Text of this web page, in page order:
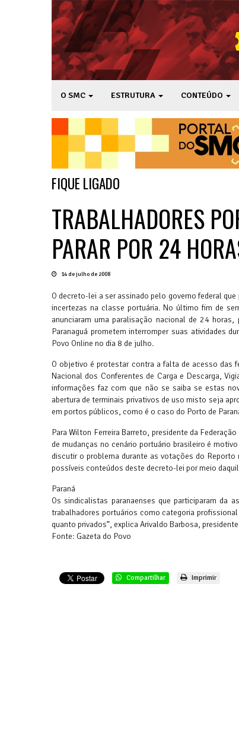
O SMC ESTRUTURA CONTEÚDO
FIQUE LIGADO
TRABALHADORES
PARAR POR 24
14 de julho de 2008
O decreto-lei a ser assinado pelo governo federal
incertezas na classe portuária. No último fim de
anunciaram uma paralisação nacional de 24
Paranaguá prometem interromper suas atividades
Povo Online no dia 8 de julho.
O objetivo é protestar contra a falta de acesso das
Nacional dos Conferentes de Carga e Descarga,
informações faz com que não se saiba se estas
abertura de terminais privativos de uso misto seja
em portos públicos, como é o caso do Porto de
Para Wilton Ferreira Barreto, presidente da
de mudanças no cenário portuário brasileiro é
discutir o problema durante as votações do
possíveis conteúdos deste decreto-lei por meio
Paraná
Os sindicalistas paranaenses que participaram da
trabalhadores portuários como categoria
quanto privados”, explica Arivaldo Barbosa,
Fonte: Gazeta do Povo
Compartilhar Imprimir